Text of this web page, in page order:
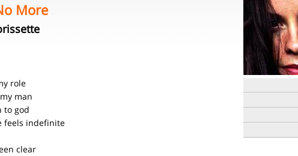
More
role
man
to god
feels indefinite
clear